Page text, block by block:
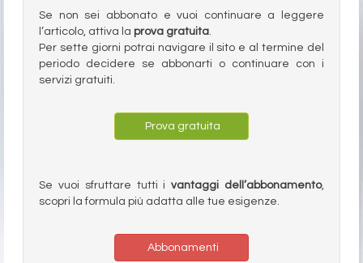
Se non sei abbonato e vuoi continuare a leggere
l’articolo, attiva la prova gratuita.
Per sette giorni potrai navigare il sito e al termine del
periodo decidere se abbonarti o continuare con i
servizi gratuiti.
Prova gratuita
Se vuoi sfruttare tutti ivantaggi dell’abbonamento,
scopri la formula più adatta alle tue esigenze.
Abbonamenti